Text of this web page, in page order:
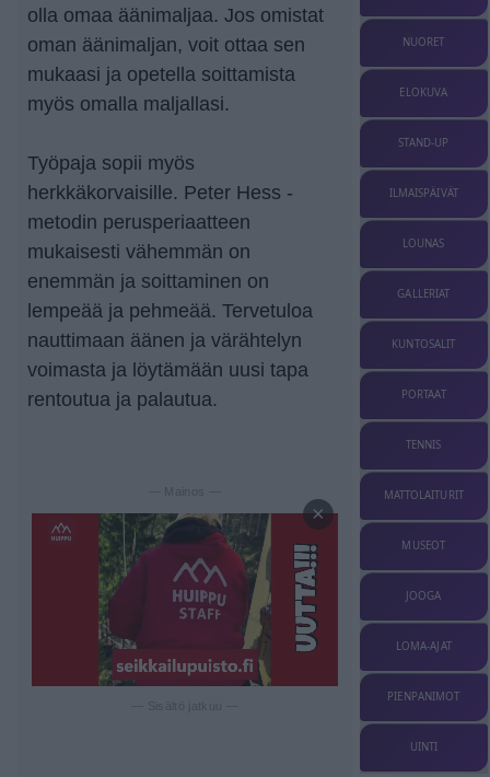
olla omaa äänimaljaa. Jos omistat
oman äänimaljan, voit ottaa sen
mukaasi ja opetella soittamista
myös omalla maljallasi.
Työpaja sopii myös
herkkäkorvaisille. Peter Hess -
metodin perusperiaatteen
mukaisesti vähemmän on
enemmän ja soittaminen on
lempeää ja pehmeää. Tervetuloa
nauttimaan äänen ja värähtelyn
voimasta ja löytämään uusi tapa
rentoutua ja palautua.
— Mainos —
×
NUORET
ELOKUVA
STAND-UP
ILMAISPÄIVÄT
LOUNAS
GALLERIAT
KUNTOSALIT
PORTAAT
TENNIS
MATTOLAITURIT
MUSEOT
JOOGA
LOMA-AJAT
PIENPANIMOT
UINTI